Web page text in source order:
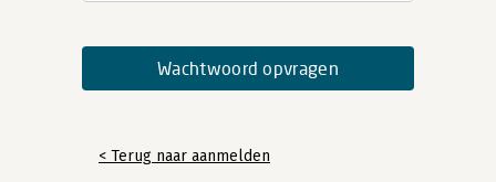
< Terug naar aanmelden